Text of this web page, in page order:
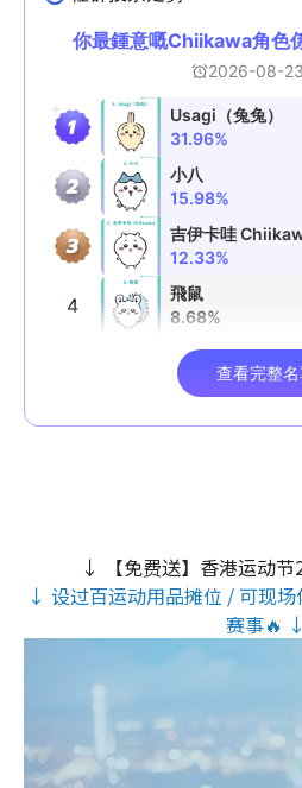
↓ 【免费送】香港运动
↓ 设过百运动用品摊位 / 可现
赛事🔥 ↓